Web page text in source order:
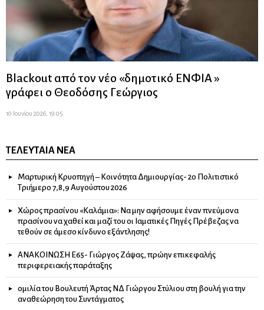
Blackout από τον νέο «δημοτικό ΕΝΦΙΑ »
γράφει ο Θεοδόσης Γεώργιος
10 Ιουνίου 2026, 19:05
ΤΕΛΕΥΤΑΊΑ ΝΈΑ
Μαρτυρική Κρυοπηγή – Κοινότητα Δημιουργίας- 2ο Πολιτιστικό
Τριήμερο 7,8,9 Αυγούστου 2026
Χώρος πρασίνου «Καλάμια»: Να μην αφήσουμε έναν πνεύμονα
πρασίνου να χαθεί και μαζί του οι Ιαματικές Πηγές Πρέβεζας να
τεθούν σε άμεσο κίνδυνο εξάντλησης!
ΑΝΑΚΟΙΝΩΣΗ Ε65- Γιώργος Ζάψας, πρώην επικεφαλής
περιφερειακής παράταξης
ομιλία του Βουλευτή Άρτας ΝΔ Γιώργου Στύλιου στη βουλή για την
αναθεώρηση του Συντάγματος